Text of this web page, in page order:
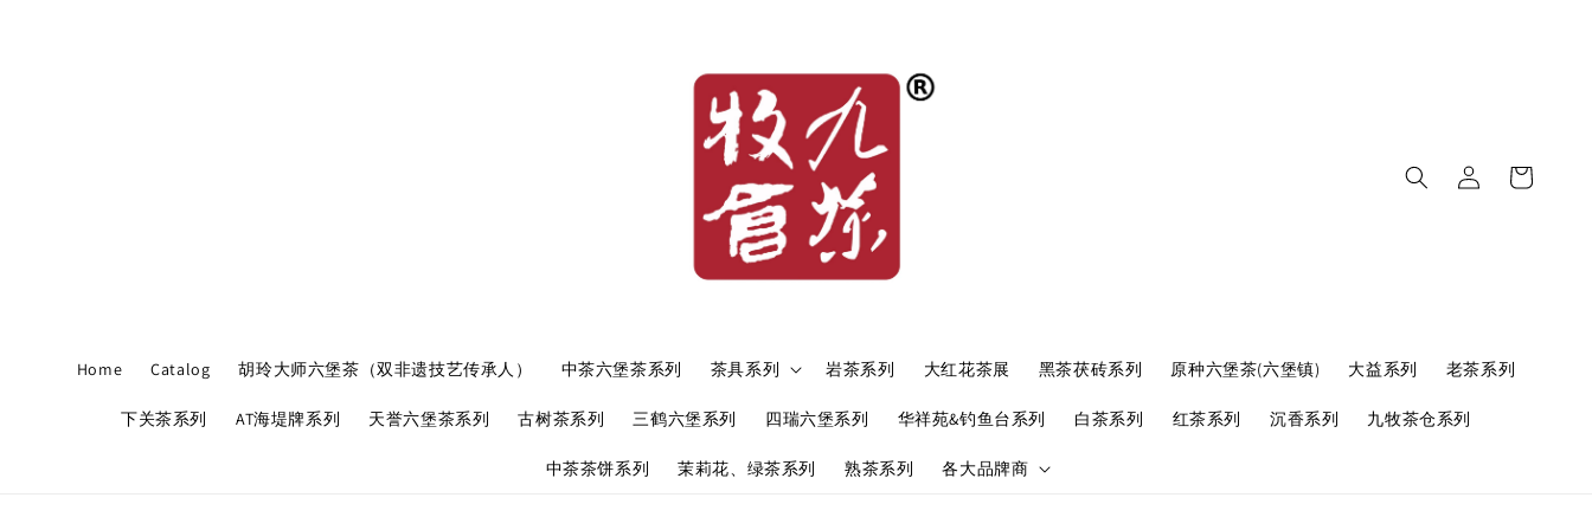
Home Catalog 胡玲大师六堡茶（双非遗技艺传承人） 中茶六堡茶系列 茶具系列 岩茶系列 大红花茶展 黑茶茯砖系列 原种六堡茶(六堡镇) 大益系列 老茶系列
下关茶系列 AT海堤牌系列 天誉六堡茶系列 古树茶系列 三鹤六堡系列 四瑞六堡系列 华祥苑&钓鱼台系列 白茶系列 红茶系列 沉香系列 九牧茶仓系列
中茶茶饼系列 茉莉花、绿茶系列 熟茶系列 各大品牌商